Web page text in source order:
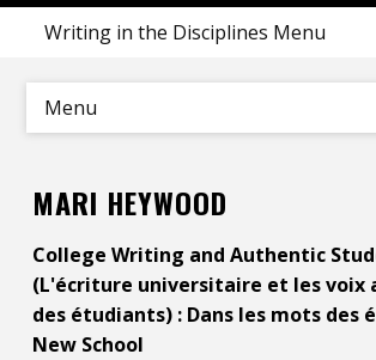
Writing in the Disciplines Menu
Menu
MARI HEYWOOD
College Writing and Authentic
(L'écriture universitaire et les voix
des étudiants) : Dans les mots des
New School
EN
Carrières
Liens rapides